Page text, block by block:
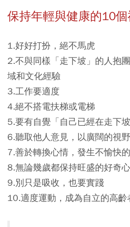
保持年輕與健康的10
1.好好打扮，絕不馬虎
2.不與同樣「走下坡」的人抱
域和文化經驗
3.工作要適度
4.絕不搭電扶梯或電梯
5.要有自覺「自己已經在走下
6.聽取他人意見，以廣闊的視
7.善於轉換心情，發生不愉快
8.無論幾歲都保持旺盛的好奇心
9.別只是吸收，也要實踐
10.適度運動，成為自立的高齡